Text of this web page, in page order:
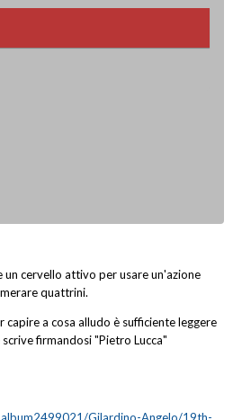
un cervello attivo per usare un'azione
quattrini.
capire a cosa alludo è sufficiente leggere
firmandosi "Pietro Lucca"